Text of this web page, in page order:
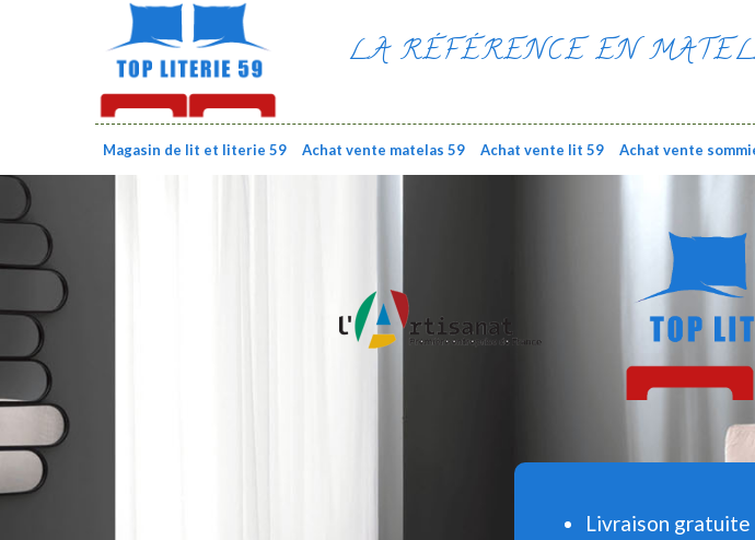
LA RÉFÉRENCE EN
Magasin de lit et literie 59 Achat vente matelas 59 Achat vente lit 59 Achat vente
Livraison gratuite